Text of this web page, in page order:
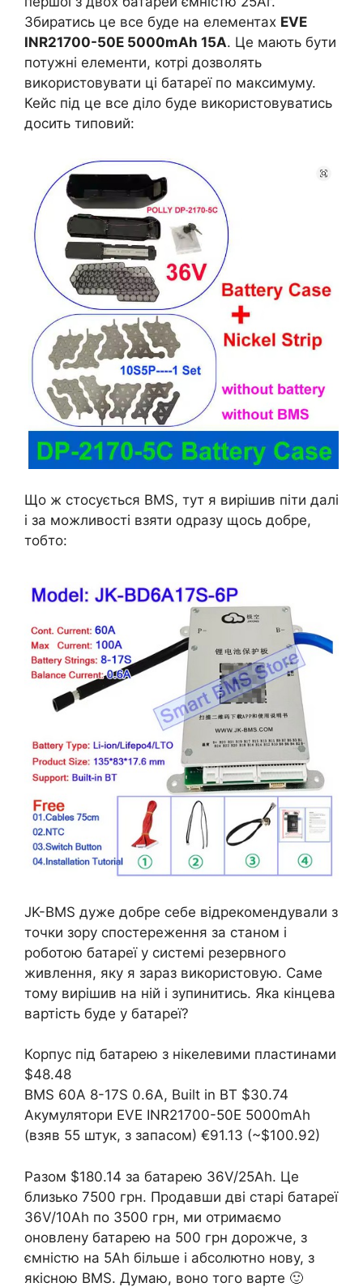
Збиратись це все буде на елементах EVE
INR21700-50E 5000mAh 15A. Це мають бути
потужні елементи, котрі дозволять
використовувати ці батареї по максимуму.
Кейс під це все діло буде використовуватись
досить типовий:
Що ж стосується BMS, тут я вирішив піти далі
і за можливості взяти одразу щось добре,
тобто:
JK-BMS дуже добре себе відрекомендували з
точки зору спостереження за станом і
роботою батареї у системі резервного
живлення, яку я зараз використовую. Саме
тому вирішив на ній і зупинитись. Яка кінцева
вартість буде у батареї?
Корпус під батарею з нікелевими пластинами
$48.48
BMS 60A 8-17S 0.6A, Built in BT $30.74
Акумулятори EVE INR21700-50E 5000mAh
(взяв 55 штук, з запасом) €91.13 (~$100.92)
Разом $180.14 за батарею 36V/25Ah. Це
близько 7500 грн. Продавши дві старі батареї
36V/10Ah по 3500 грн, ми отримаємо
оновлену батарею на 500 грн дорожче, з
ємністю на 5Ah більше і абсолютно нову, з
якісною BMS. Думаю, воно того варте 🙂